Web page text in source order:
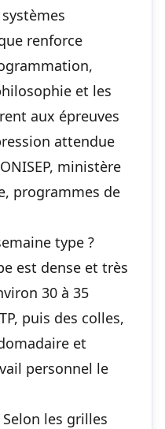
renforce
et les
aux épreuves
attendue
ministère
programmes de
type ?
est dense et très
30 à 35
puis des colles,
et
personnel le
les grilles